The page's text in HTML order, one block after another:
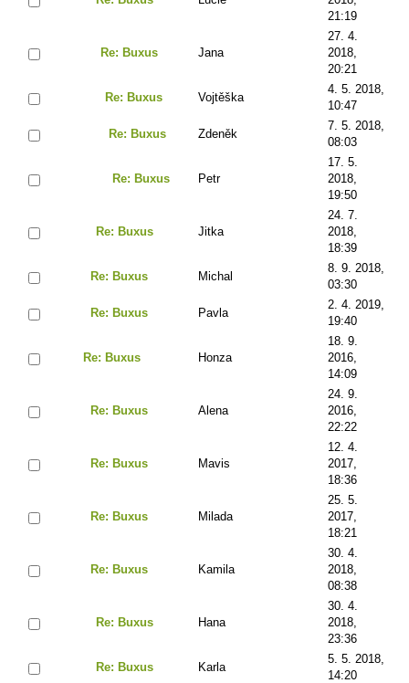
21:19
Re: Buxus Jana
27. 4.
2018,
20:21
Re: Buxus Vojtěška
4. 5. 2018,
10:47
Re: Buxus Zdeněk
7. 5. 2018,
08:03
Re: Buxus Petr
17. 5.
2018,
19:50
Re: Buxus Jitka
24. 7.
2018,
18:39
Re: Buxus Michal
8. 9. 2018,
03:30
Re: Buxus Pavla
2. 4. 2019,
19:40
Re: Buxus Honza
18. 9.
2016,
14:09
Re: Buxus Alena
24. 9.
2016,
22:22
Re: Buxus Mavis
12. 4.
2017,
18:36
Re: Buxus Milada
25. 5.
2017,
18:21
Re: Buxus Kamila
30. 4.
2018,
08:38
Re: Buxus Hana
30. 4.
2018,
23:36
Re: Buxus Karla
5. 5. 2018,
14:20